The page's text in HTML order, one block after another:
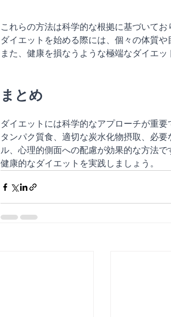
これらの方法は科学的な根拠に基づいて
ダイエットを始める際には、個々の体質
また、健康を損なうような極端なダイエッ
まとめ
ダイエットには科学的なアプローチが重
タンパク質食、適切な炭水化物摂取、必
ル、心理的側面への配慮が効果的な方法
健康的なダイエットを実践しましょう。